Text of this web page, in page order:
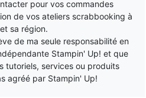
pour vos commandes
de vos ateliers scrabbooking à
sa région.
de ma seule responsabilité en
Stampin' Up! et que
tutoriels, services ou produits
agréé par Stampin' Up!